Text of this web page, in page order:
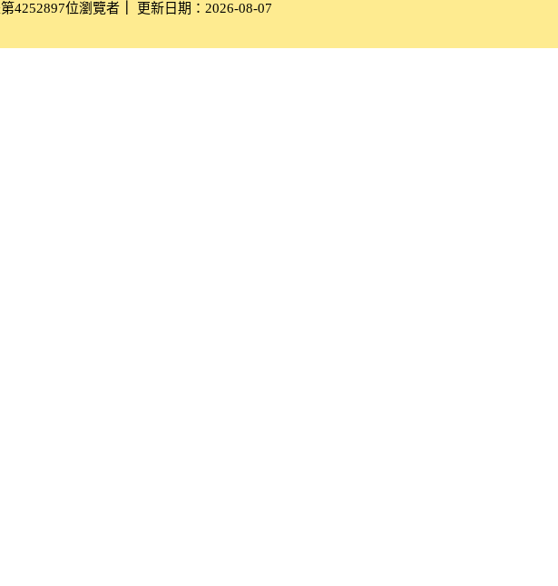
4252897位瀏覽者
更新日期：2026-08-07